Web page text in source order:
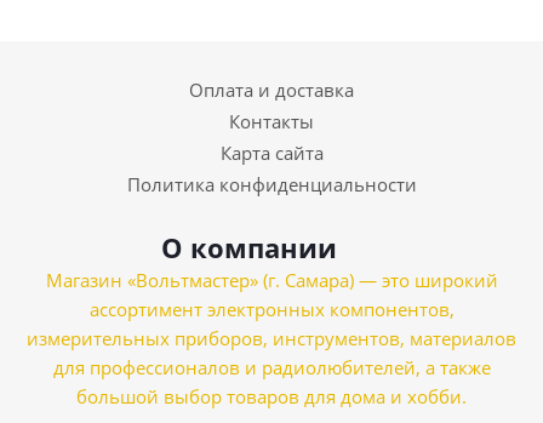
Оплата и доставка
Контакты
Карта сайта
Политика конфиденциальности
О компании
Магазин «Вольтмастер» (г. Самара) — это широкий
ассортимент электронных компонентов,
измерительных приборов, инструментов, материалов
для профессионалов и радиолюбителей, а также
большой выбор товаров для дома и хобби.